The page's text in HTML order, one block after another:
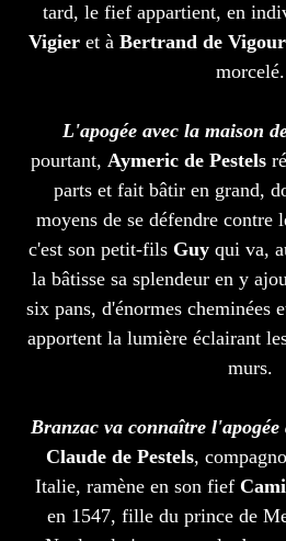
tard, le fief appartient, en
Vigieret à Bertrand de
morcelé.
L'apogée avec la maison
pourtant, Aymeric de Pestels
parts et fait bâtir en grand,
moyens de se défendre contre
c'est son petit-fils Guyqui va,
la bâtisse sa splendeur en y
six pans, d'énormes cheminées
apportent la lumière éclairant
murs.
Branzac va connaître
Claude de Pestels,
Italie, ramène en son fief
en 1547, fille du prince de